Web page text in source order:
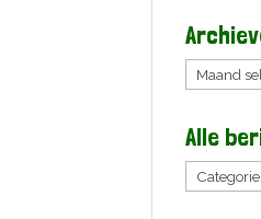
Archieven
Alle
Alle